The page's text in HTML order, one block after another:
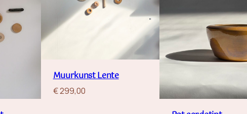
Muurkunst Lente
€299,00